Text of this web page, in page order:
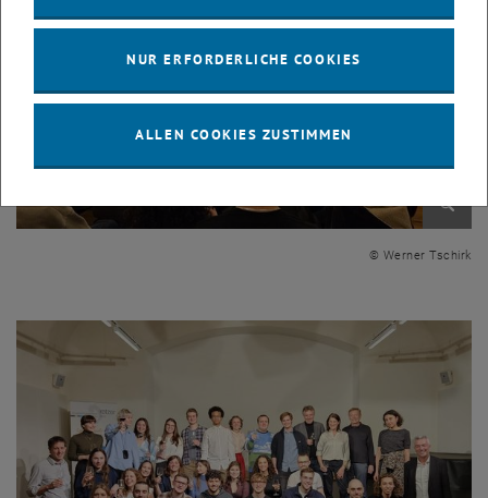
© Werner Tschirk
NUR ERFORDERLICHE COOKIES
ALLEN COOKIES ZUSTIMMEN